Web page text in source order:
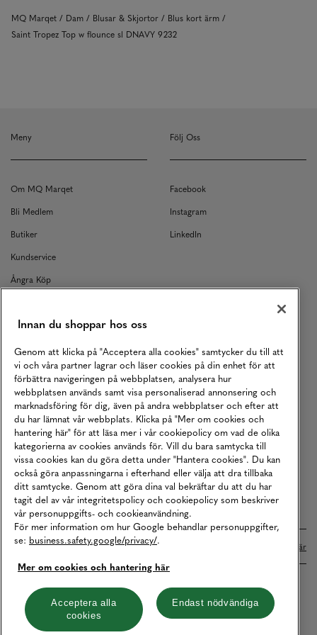
MQ Marqet Dam Blusar & Skjortor
Blus kort ärm
Saint Tropez Top w flounce sl DNAVY 9232
Meny
Om MQ Marqet
Bli Medlem
Butiker
Kundservice
Ångra Köp
Returer
Köpvillkor
Karriär
Vårt Ansvar
Våra Tjänster
Press
Studentrabatt
B2B
Tillgänglighetsredogörelse
Följ Oss
Facebook
Instagram
LinkedIn
Betalningar online sköts i samarbete med Klarna. Läs mer här
Cookies Integritetspolicy
Hantera cookies
Innan du shoppar hos oss
Genom att klicka på "Acceptera alla cookies" samtycker du till att
vi och våra partner lagrar och läser cookies på din enhet för att
förbättra navigeringen på webbplatsen, analysera hur
webbplatsen används samt visa personaliserad annonsering och
marknadsföring för dig, även på andra webbplatser och efter att
du har lämnat vår webbplats. Klicka på "Mer om cookies och
hantering här" för att läsa mer i vår cookiepolicy om vad de olika
kategorierna av cookies används för. Vill du bara samtycka till
vissa cookies kan du göra detta under "Hantera cookies". Du kan
också göra anpassningarna i efterhand eller välja att dra tillbaka
ditt samtycke. Genom att göra dina val bekräftar du att du har
tagit del av vår integritetspolicy och cookiepolicy som beskriver
vår personuppgifts- och cookieanvändning.
För mer information om hur Google behandlar personuppgifter,
se: business.safety.google/privacy/.
Mer om cookies och hantering här
Acceptera alla
cookies
Endast nödvändiga